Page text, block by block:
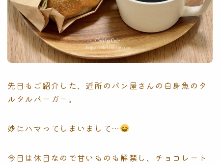
先日もご紹介した、近所のパン屋さんの白身魚のタ
ルタルバーガー。
妙にハマってしまいまして…
今日は休日なので甘いものも解禁し、チョコレート